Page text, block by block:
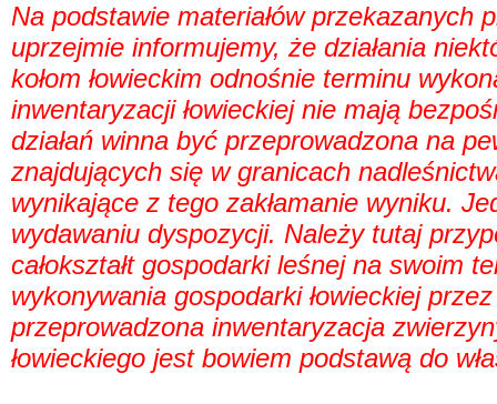
Na podstawie materiałów przekazanych
uprzejmie informujemy, że działania
kołom łowieckim odnośnie terminu
inwentaryzacji łowieckiej nie mają
działań winna być przeprowadzona na
znajdujących się w granicach
wynikające z tego zakłamanie wyniku.
wydawaniu dyspozycji. Należy tutaj
całokształt gospodarki leśnej na swoim
wykonywania gospodarki łowieckiej
przeprowadzona inwentaryzacja
łowieckiego jest bowiem podstawą do